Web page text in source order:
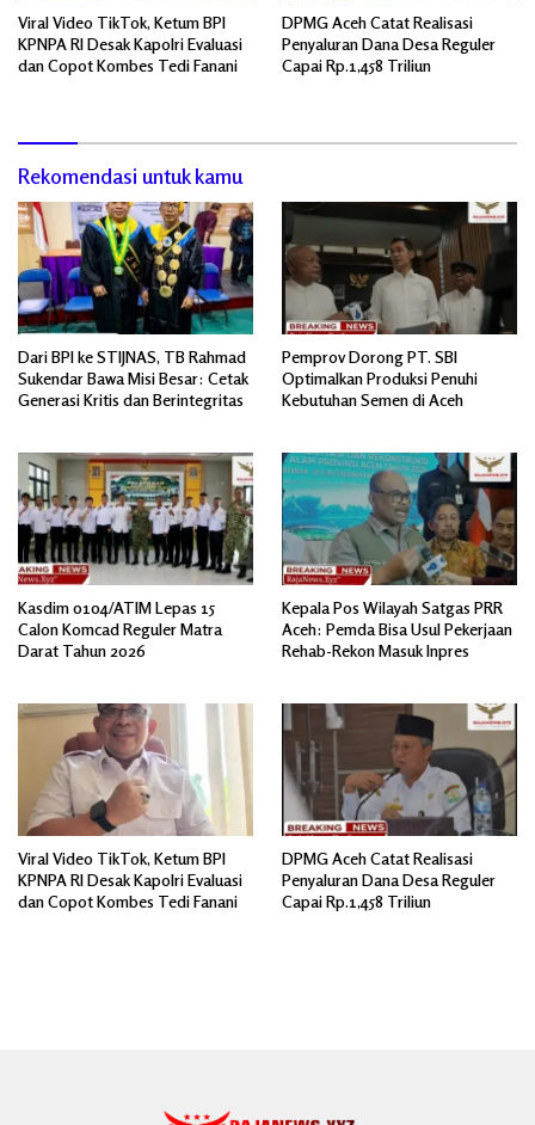
Viral Video TikTok, Ketum BPI
KPNPA RI Desak Kapolri Evaluasi
dan Copot Kombes Tedi Fanani
DPMG Aceh Catat Realisasi
Penyaluran Dana Desa Reguler
Capai Rp.1,458 Triliun
Rekomendasi untuk kamu
Dari BPI ke STIJNAS, TB Rahmad
Sukendar Bawa Misi Besar: Cetak
Generasi Kritis dan Berintegritas
Pemprov Dorong PT. SBI
Optimalkan Produksi Penuhi
Kebutuhan Semen di Aceh
Kasdim 0104/ATIM Lepas 15
Calon Komcad Reguler Matra
Darat Tahun 2026
Kepala Pos Wilayah Satgas PRR
Aceh: Pemda Bisa Usul Pekerjaan
Rehab-Rekon Masuk Inpres
Viral Video TikTok, Ketum BPI
KPNPA RI Desak Kapolri Evaluasi
dan Copot Kombes Tedi Fanani
DPMG Aceh Catat Realisasi
Penyaluran Dana Desa Reguler
Capai Rp.1,458 Triliun